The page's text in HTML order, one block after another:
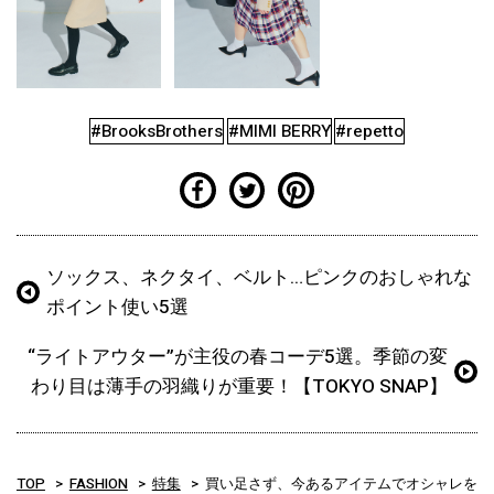
#BrooksBrothers #MIMI BERRY #repetto
ソックス、ネクタイ、ベルト…ピンクのおしゃれな
ポイント使い5選
“ライトアウター”が主役の春コーデ5選。季節の変
わり目は薄手の羽織りが重要！【TOKYO SNAP】
TOP FASHION 特集
買い足さず、今あるアイテムでオシャレを